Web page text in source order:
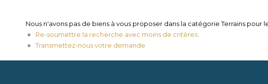
Nous n'avons pas de biens à vous proposer dans la catégorie Terrains pour
Re-soumettre la recherche avec moins de critères.
Transmettez-nous votre demande